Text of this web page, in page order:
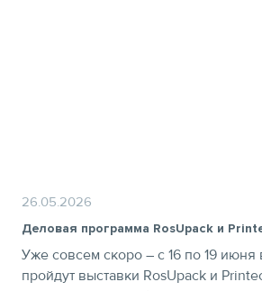
26.05.2026
Деловая программа RosUpack и
Уже совсем скоро – с 16 по 19 июня
пройдут выставки RosUpack и